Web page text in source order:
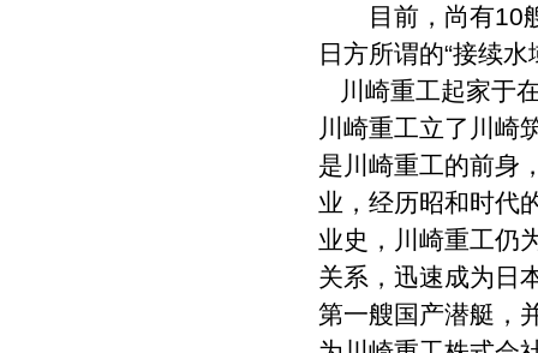
目前，尚有10艘
日方所谓的“接续水
川崎重工起家于
川崎重工立了川崎
是川崎重工的前身
业，经历昭和时代
业史，川崎重工仍
关系，迅速成为日
第一艘国产潜艇，